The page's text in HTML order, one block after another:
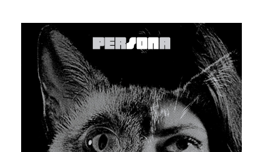
SEARCH
CART